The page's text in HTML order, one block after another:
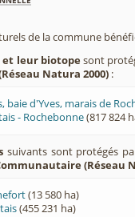
de la commune
et leur biotopesont
Natura 2000) :
baie d'Yves, marais de
- Rochebonne(817 824
suivants sont protégés
(Réseau
(13 580 ha)
(455 231 ha)